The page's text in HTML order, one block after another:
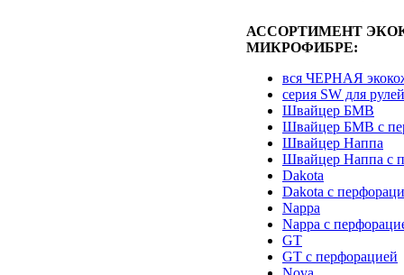
АССОРТИМЕНТ
МИКРОФИБРЕ:
вся ЧЕРНАЯ
серия SW для
Швайцер БМВ
Швайцер БМВ с
Швайцер Наппа
Швайцер Наппа с
Dakota
Dakota с
Nappa
Nappa с
GT
GT с перфорацией